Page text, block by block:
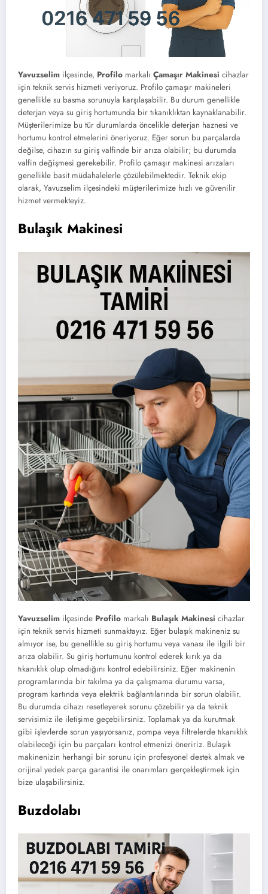
Yavuzselim ilçesinde, Profilo markalı Çamaşır Makinesi cihazlar
için teknik servis hizmeti veriyoruz. Profilo çamaşır makineleri
genellikle su basma sorunuyla karşılaşabilir. Bu durum genellikle
deterjan veya su giriş hortumunda bir tıkanıklıktan kaynaklanabilir.
Müşterilerimize bu tür durumlarda öncelikle deterjan haznesi ve
hortumu kontrol etmelerini öneriyoruz. Eğer sorun bu parçalarda
değilse, cihazın su giriş valfinde bir arıza olabilir; bu durumda
valfin değişmesi gerekebilir. Profilo çamaşır makinesi arızaları
genellikle basit müdahalelerle çözülebilmektedir. Teknik ekip
olarak, Yavuzselim ilçesindeki müşterilerimize hızlı ve güvenilir
hizmet vermekteyiz.
Bulaşık Makinesi
Yavuzselim ilçesinde Profilo markalı Bulaşık Makinesi cihazlar
için teknik servis hizmeti sunmaktayız. Eğer bulaşık makineniz su
almıyor ise, bu genellikle su giriş hortumu veya vanası ile ilgili bir
arıza olabilir. Su giriş hortumunu kontrol ederek kırık ya da
tıkanıklık olup olmadığını kontrol edebilirsiniz. Eğer makinenin
programlarında bir takılma ya da çalışmama durumu varsa,
program kartında veya elektrik bağlantılarında bir sorun olabilir.
Bu durumda cihazı resetleyerek sorunu çözebilir ya da teknik
servisimiz ile iletişime geçebilirsiniz. Toplamak ya da kurutmak
gibi işlevlerde sorun yaşıyorsanız, pompa veya filtrelerde tıkanıklık
olabileceği için bu parçaları kontrol etmenizi öneririz. Bulaşık
makinenizin herhangi bir sorunu için profesyonel destek almak ve
orijinal yedek parça garantisi ile onarımları gerçekleştirmek için
bize ulaşabilirsiniz.
Buzdolabı